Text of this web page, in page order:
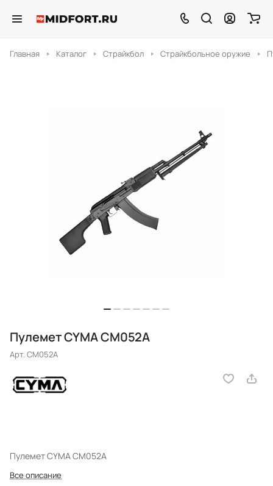
Главная Каталог Страйкбол Страйкбольное оружие
Пулемет CYMA CM052A
Арт.CM052A
Пулемет CYMA CM052A
Все описание